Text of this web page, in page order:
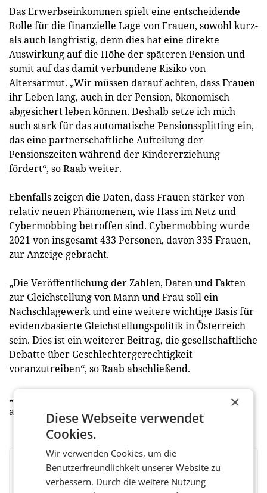
Das Erwerbseinkommen spielt eine entscheidende
Rolle für die finanzielle Lage von Frauen, sowohl kurz-
als auch langfristig, denn dies hat eine direkte
Auswirkung auf die Höhe der späteren Pension und
somit auf das damit verbundene Risiko von
Altersarmut. „Wir müssen darauf achten, dass Frauen
ihr Leben lang, auch in der Pension, ökonomisch
abgesichert leben können. Deshalb setze ich mich
auch stark für das automatische Pensionssplitting ein,
das eine partnerschaftliche Aufteilung der
Pensionszeiten während der Kindererziehung
fördert“, so Raab weiter.
Ebenfalls zeigen die Daten, dass Frauen stärker von
relativ neuen Phänomenen, wie Hass im Netz und
Cybermobbing betroffen sind. Cybermobbing wurde
2021 von insgesamt 433 Personen, davon 335 Frauen,
zur Anzeige gebracht.
„Die Veröffentlichung der Zahlen, Daten und Fakten
zur Gleichstellung von Mann und Frau soll ein
Nachschlagewerk und eine weitere wichtige Basis für
evidenzbasierte Gleichstellungspolitik in Österreich
sein. Dies ist ein weiterer Beitrag, die gesellschaftliche
Debatte über Geschlechtergerechtigkeit
voranzutreiben“, so Raab abschließend.
„Gleichstellung in Österreich – Zahlen, Daten, Fakten“
ab sofortonline verfügbar.
BEWERTEN SIE DIESEN ARTIKEL
×
Diese Webseite verwendet
Cookies.
Wir verwenden Cookies, um die
Benutzerfreundlichkeit unserer Website zu
verbessern. Durch die weitere Nutzung